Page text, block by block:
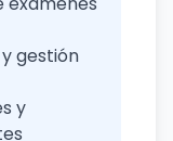
gestión
y